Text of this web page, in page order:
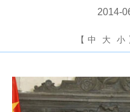
2014-
【 中 大 小